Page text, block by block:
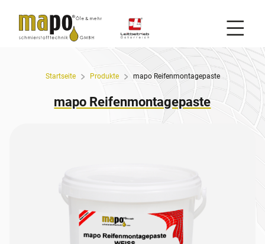
Startseite Produkte mapo Reifenmontagepaste
mapo Reifenmontagepaste